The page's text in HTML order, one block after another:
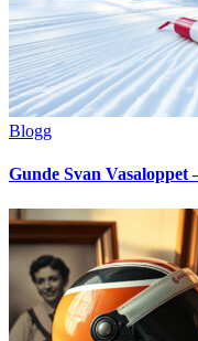
Blogg
Gunde Svan Vasaloppet